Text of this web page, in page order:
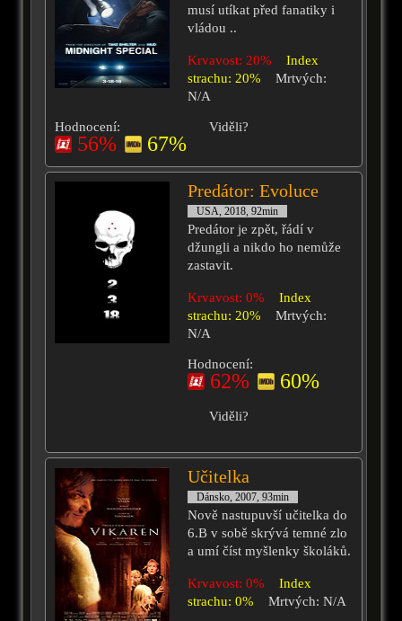
musí utíkat před fanatiky i
vládou ..
Krvavost: 20%
Index
strachu: 20%
Mrtvých:
N/A
Hodnocení:
56% 67%
Viděli?
Predátor: Evoluce
USA, 2018, 92min
Predátor je zpět, řádí v
džungli a nikdo ho nemůže
zastavit.
Krvavost: 0%
Index
strachu: 20%
Mrtvých:
N/A
Hodnocení:
62% 60%
Viděli?
Učitelka
Dánsko, 2007, 93min
Nově nastupuvší učitelka do
6.B v sobě skrývá temné zlo
a umí číst myšlenky školáků.
Krvavost: 0%
Index
strachu: 0%
Mrtvých: N/A